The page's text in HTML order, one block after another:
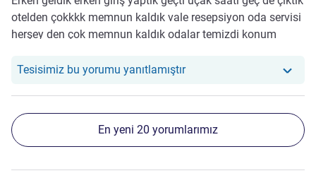
otelden çokkkk memnun kaldık vale resepsiyon oda servisi
herşey den çok memnun kaldık odalar temizdi konum
Tesisimiz bu yorumu yanıtlamıştırOtelimiz şu yoruma yanıt
En yeni 20 yorumlarımız